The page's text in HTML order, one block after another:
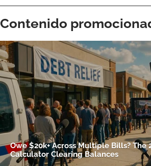
Gracias por suscribirte a